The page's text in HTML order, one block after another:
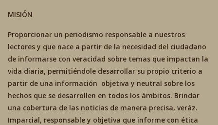
MISIÓN
Proporcionar un periodismo responsable a nuestros
lectores y que nace a partir de la necesidad del ciudadano
de informarse con veracidad sobre temas que impactan la
vida diaria, permitiéndole desarrollar su propio criterio a
partir de una información objetiva y neutral sobre los
hechos que se desarrollen en todos los ámbitos. Brindar
una cobertura de las noticias de manera precisa, veráz.
Imparcial, responsable y objetiva que informe con ética